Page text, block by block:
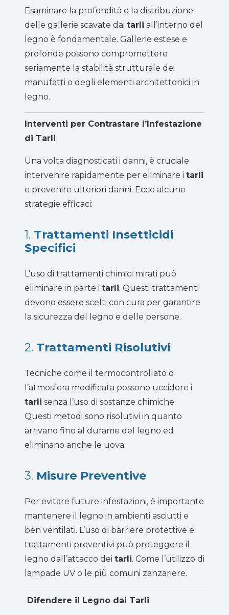
Esaminare la profondità e la distribuzione
delle gallerie scavate dai tarli all’interno del
legno è fondamentale. Gallerie estese e
profonde possono compromettere
seriamente la stabilità strutturale dei
manufatti o degli elementi architettonici in
legno.
Interventi per Contrastare l’Infestazione
di Tarli
Una volta diagnosticati i danni, è cruciale
intervenire rapidamente per eliminare i tarli
e prevenire ulteriori danni. Ecco alcune
strategie efficaci:
1. Trattamenti Insetticidi
Specifici
L’uso di trattamenti chimici mirati può
eliminare in parte i tarli. Questi trattamenti
devono essere scelti con cura per garantire
la sicurezza del legno e delle persone.
2. Trattamenti Risolutivi
Tecniche come il termocontrollato o
l’atmosfera modificata possono uccidere i
tarli senza l’uso di sostanze chimiche.
Questi metodi sono risolutivi in quanto
arrivano fino al durame del legno ed
eliminano anche le uova.
3. Misure Preventive
Per evitare future infestazioni, è importante
mantenere il legno in ambienti asciutti e
ben ventilati. L’uso di barriere protettive e
trattamenti preventivi può proteggere il
legno dall’attacco dei tarli. Come l’utilizzo di
lampade UV o le più comuni zanzariere.
Difendere il Legno dai Tarli